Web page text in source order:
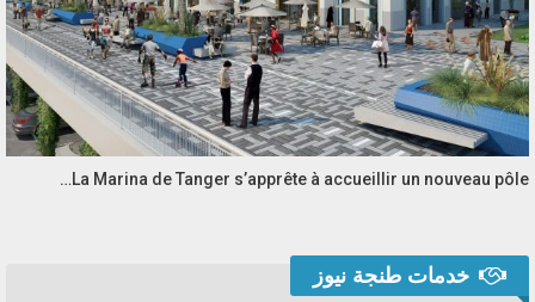
La Marina de Tanger s’apprête à accueillir un nouveau pôle…
خدمات طنجة نيوز